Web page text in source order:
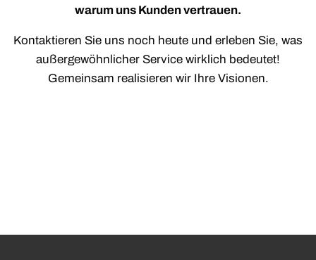
warum uns Kunden vertrauen.
Kontaktieren Sie uns noch heute und erleben Sie, was
außergewöhnlicher Service wirklich bedeutet!
Gemeinsam realisieren wir Ihre Visionen.